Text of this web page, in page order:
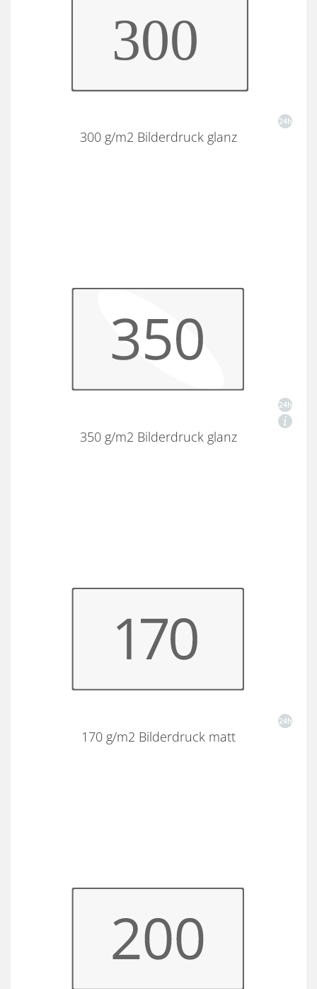
300 g/m2 Bilderdruck glanz
350 g/m2 Bilderdruck glanz
170 g/m2 Bilderdruck matt